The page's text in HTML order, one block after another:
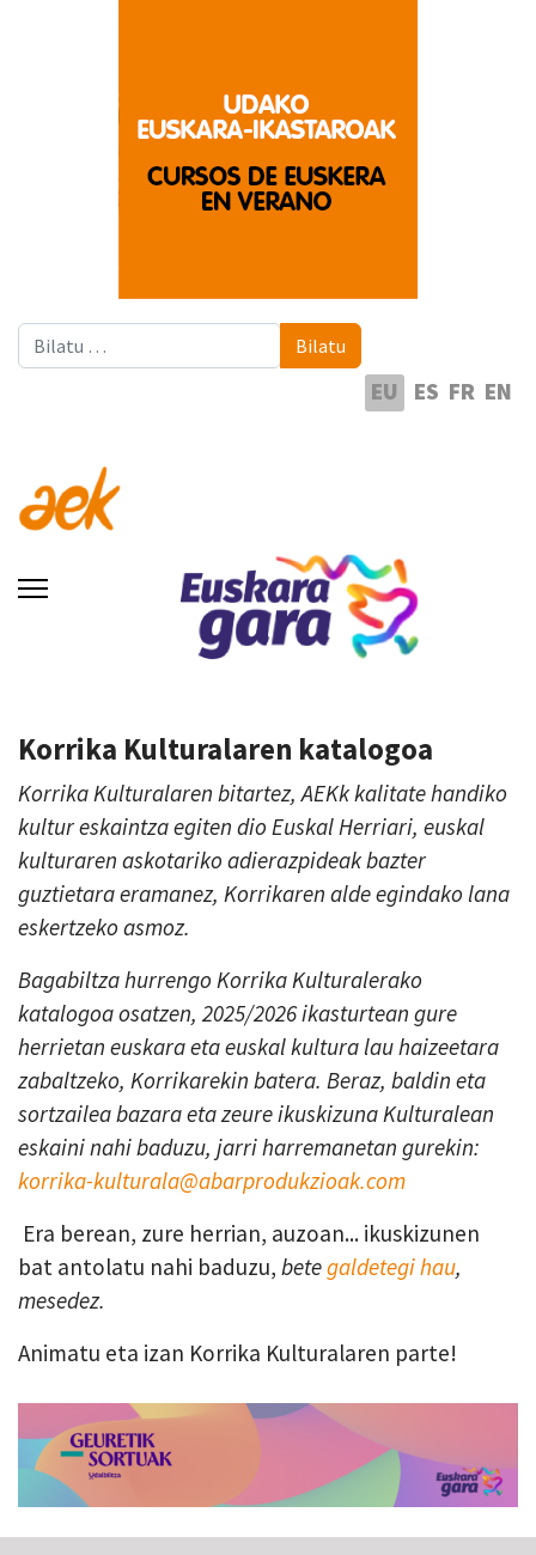
Bilatu Bilatu
EU ES FR EN
Korrika Kulturalaren katalogoa
Korrika Kulturalaren bitartez, AEKk kalitate handiko
kultur eskaintza egiten dio Euskal Herriari, euskal
kulturaren askotariko adierazpideak bazter
guztietara eramanez, Korrikaren alde egindako lana
eskertzeko asmoz.
Bagabiltza hurrengo Korrika Kulturalerako
katalogoa osatzen, 2025/2026 ikasturtean gure
herrietan euskara eta euskal kultura lau haizeetara
zabaltzeko, Korrikarekin batera. Beraz, baldin eta
sortzailea bazara eta zeure ikuskizuna Kulturalean
eskaini nahi baduzu, jarri harremanetan gurekin:
korrika-kulturala@abarprodukzioak.com
Era berean, zure herrian, auzoan... ikuskizunen
bat antolatu nahi baduzu, betegaldetegi hau,
mesedez.
Animatu eta izan Korrika Kulturalaren parte!